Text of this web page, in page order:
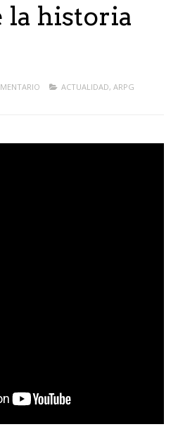
la historia
ACTUALIDAD, ARPG